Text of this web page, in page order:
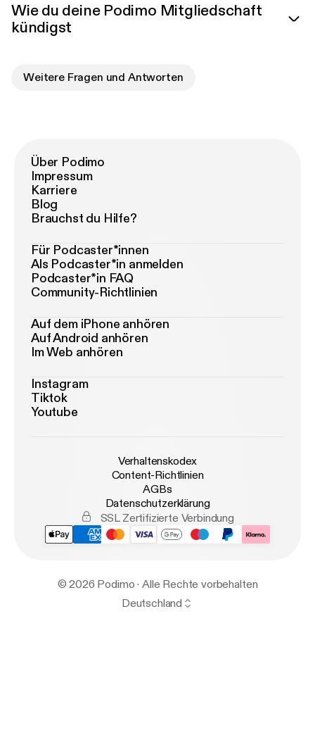
Wie du deine Podimo Mitgliedschaft
kündigst
Weitere Fragen und Antworten
Über Podimo
Impressum
Karriere
Blog
Brauchst du Hilfe?
Für Podcaster*innen
Als Podcaster*in anmelden
Podcaster*in FAQ
Community-Richtlinien
Auf dem iPhone anhören
Auf Android anhören
Im Web anhören
Instagram
Tiktok
Youtube
Verhaltenskodex
Content-Richtlinien
AGBs
Datenschutzerklärung
SSL Zertifizierte Verbindung
© 2026 Podimo · Alle Rechte vorbehalten
Deutschland